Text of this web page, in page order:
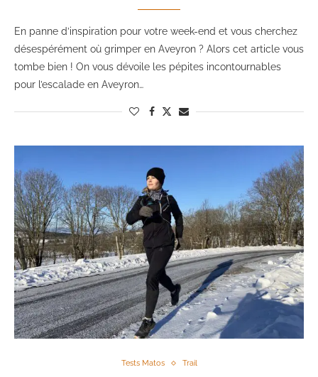
En panne d’inspiration pour votre week-end et vous cherchez
désespérément où grimper en Aveyron ? Alors cet article vous
tombe bien ! On vous dévoile les pépites incontournables
pour l’escalade en Aveyron…
Tests Matos Trail